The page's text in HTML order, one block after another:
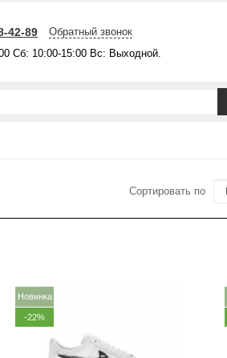
42-89
Обратный звонок
Сб: 10:00-15:00 Вс: Выходной.
Сортировать по
Новинка
-22%